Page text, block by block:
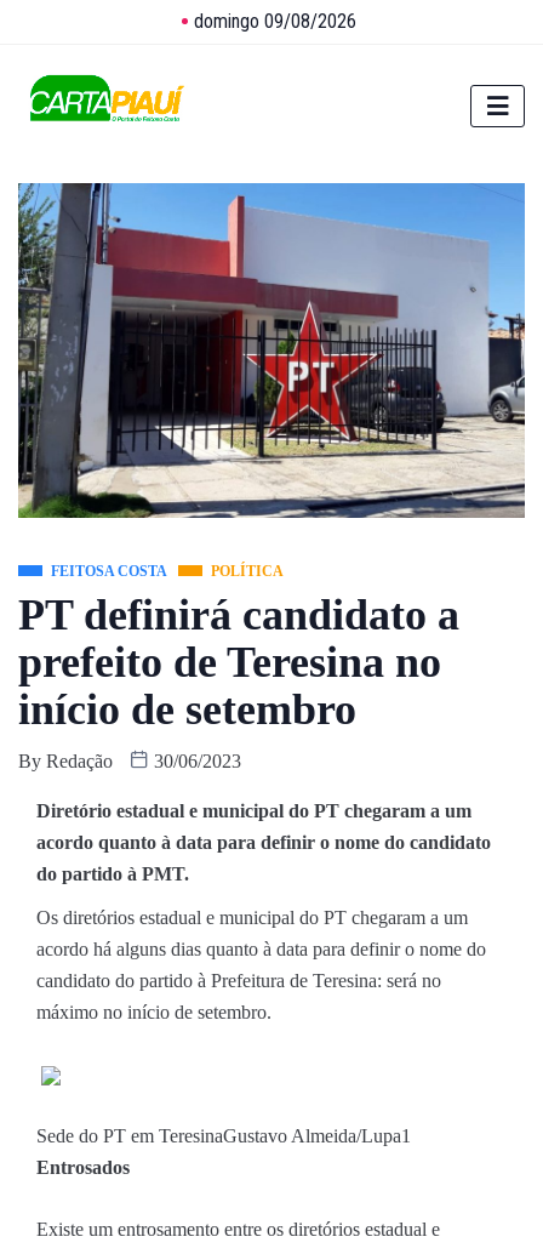
domingo 09/08/2026
FEITOSA COSTA POLÍTICA
PT definirá candidato a
prefeito de Teresina no
início de setembro
By Redação 30/06/2023
Diretório estadual e municipal do PT chegaram a um
acordo quanto à data para definir o nome do candidato
do partido à PMT.
Os diretórios estadual e municipal do PT chegaram a um
acordo há alguns dias quanto à data para definir o nome do
candidato do partido à Prefeitura de Teresina: será no
máximo no início de setembro.
Sede do PT em TeresinaGustavo Almeida/Lupa1
Entrosados
Existe um entrosamento entre os diretórios estadual e